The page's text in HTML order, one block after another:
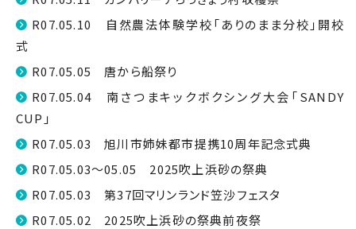
R07.05.10 自然農法体験学校「ありのまま分校」開校
式
R07.05.05 唐から船祭り
R07.05.04 南さつまキックボクシング大会「SANDY
CUP」
R07.05.03 旭川市姉妹都市提携10周年記念式典
R07.05.03～05.05 2025吹上浜砂の祭典
R07.05.03 第37回マリンランド笠沙フェスタ
R07.05.02 2025吹上浜砂の祭典前夜祭